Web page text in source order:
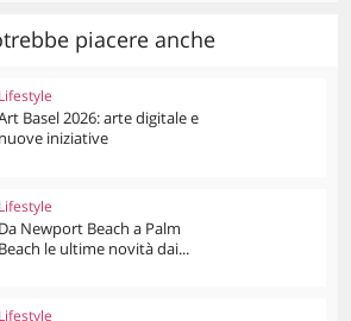
piacere anche
Lifestyle
Basel 2026: arte digitale e
nuove iniziative
Lifestyle
Da Newport Beach a Palm
Beach le ultime novità dai...
Lifestyle